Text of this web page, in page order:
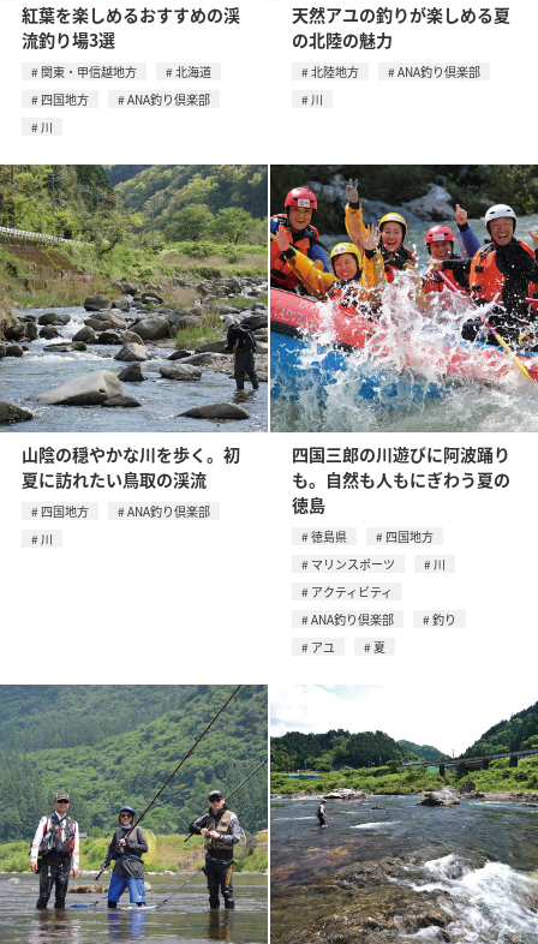
紅葉を楽しめるおすすめの渓
流釣り場3選
関東・甲信越地方
北海道
四国地方
ANA釣り倶楽部
川
天然アユの釣りが楽しめる夏
の北陸の魅力
北陸地方
ANA釣り倶楽部
川
山陰の穏やかな川を歩く。初
夏に訪れたい鳥取の渓流
四国地方
ANA釣り倶楽部
川
四国三郎の川遊びに阿波踊り
も。自然も人もにぎわう夏の
徳島
徳島県
四国地方
マリンスポーツ
川
アクティビティ
ANA釣り倶楽部
釣り
アユ
夏